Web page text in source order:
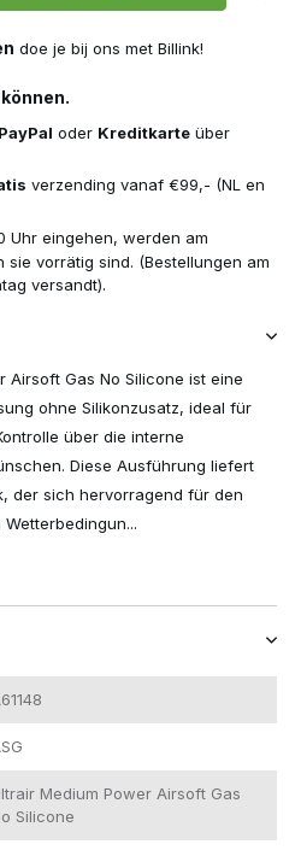
doe je bij ons met Billink!
PayPal oder Kreditkarte über
verzending vanaf €99,- (NL en
Uhr eingehen, werden am
vorrätig sind. (Bestellungen am
versandt).
Airsoft Gas No Silicone ist eine
ohne Silikonzusatz, ideal für
über die interne
Diese Ausführung liefert
der sich hervorragend für den
Medium Power Airsoft Gas
Silicone